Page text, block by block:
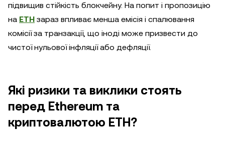
підвищив стійкість блокчейну. На попит і пропозицію
на ETH зараз впливає менша емісія і спалювання
комісії за транзакції, що іноді може призвести до
чистої нульової інфляції або дефляції.
Які ризики та виклики стоять
перед Ethereum та
криптовалютою ETH?